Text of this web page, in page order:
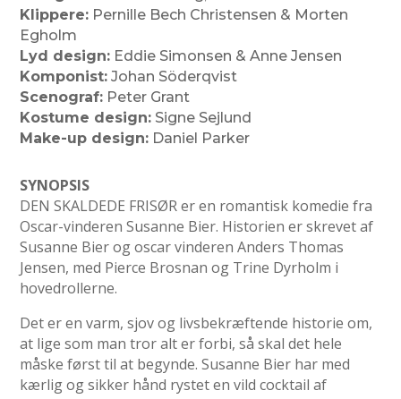
Klippere: Pernille Bech Christensen & Morten
Egholm
Lyd design: Eddie Simonsen & Anne Jensen
Komponist: Johan Söderqvist
Scenograf: Peter Grant
Kostume design: Signe Sejlund
Make-up design: Daniel Parker
SYNOPSIS
DEN SKALDEDE FRISØR er en romantisk komedie fra
Oscar-vinderen Susanne Bier. Historien er skrevet af
Susanne Bier og oscar vinderen Anders Thomas
Jensen, med Pierce Brosnan og Trine Dyrholm i
hovedrollerne.
Det er en varm, sjov og livsbekræftende historie om,
at lige som man tror alt er forbi, så skal det hele
måske først til at begynde. Susanne Bier har med
kærlig og sikker hånd rystet en vild cocktail af